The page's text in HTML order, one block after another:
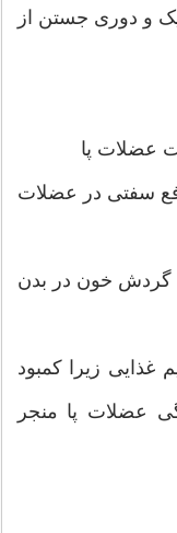
و دوری جستن از
عضلات پا
سفتی در عضلات
گردش خون در بدن
غذایی زیرا کمبود
عضلات پا منجر